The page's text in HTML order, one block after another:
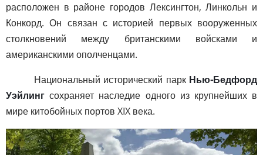
расположен в районе городов Лексингтон, Линкольн и
Конкорд. Он связан с историей первых вооруженных
столкновений между британскими войсками и
американскими ополченцами.
Национальный исторический парк Нью-Бедфорд
Уэйлинг сохраняет наследие одного из крупнейших в
мире китобойных портов XIX века.